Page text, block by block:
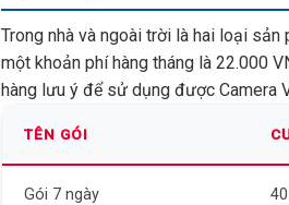
Trong nhà và ngoài trời là hai loại
một khoản phí hàng tháng là 22.000
hàng lưu ý để sử dụng được Camera
TÊN GÓI
Gói 7 ngày